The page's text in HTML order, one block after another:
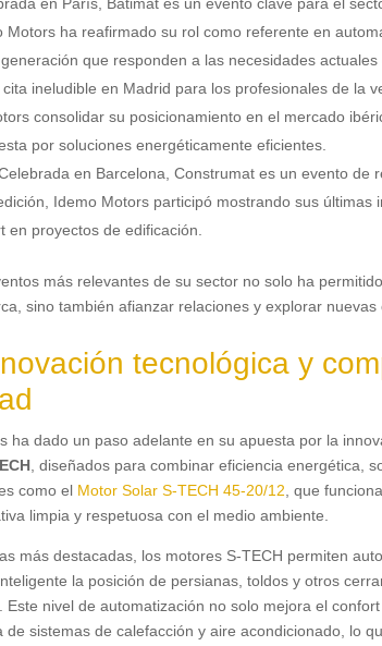
Motors ha reafirmado su rol como referente en
que responden a las necesidades actuales
cita ineludible en Madrid para los profesionales de la
consolidar su posicionamiento en el mercado
por soluciones energéticamente eficientes.
en Barcelona, Construmat es un evento de
Idemo Motors participó mostrando sus últimas
en proyectos de edificación.
más relevantes de su sector no solo ha
sino también afianzar relaciones y explorar nuevas
tecnológica y
ha dado un paso adelante en su apuesta por la
, diseñados para combinar eficiencia energética,
como el Motor Solar S-TECH 45-20/12 , que
limpia y respetuosa con el medio ambiente.
más destacadas, los motores S-TECH permiten
la posición de persianas, toldos y otros
Este nivel de automatización no solo mejora el
de sistemas de calefacción y aire acondicionado, lo